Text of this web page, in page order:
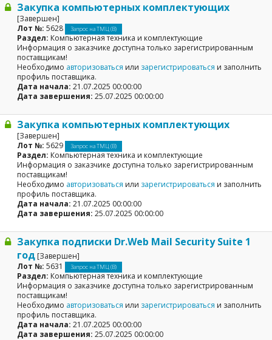
Закупка компьютерных комплектующих
[Завершен]
Лот №: 5628 Запрос на ТМЦ (В)
Раздел: Компьютерная техника и комплектующие
Информация о заказчике доступна только зарегистрированным
поставщикам!
Необходимо авторизоваться или зарегистрироваться и заполнить
профиль поставщика.
Дата начала: 21.07.2025 00:00:00
Дата завершения: 25.07.2025 00:00:00
Закупка компьютерных комплектующих
[Завершен]
Лот №: 5629 Запрос на ТМЦ (В)
Раздел: Компьютерная техника и комплектующие
Информация о заказчике доступна только зарегистрированным
поставщикам!
Необходимо авторизоваться или зарегистрироваться и заполнить
профиль поставщика.
Дата начала: 21.07.2025 00:00:00
Дата завершения: 25.07.2025 00:00:00
Закупка подписки Dr.Web Mail Security Suite 1
год [Завершен]
Лот №: 5631 Запрос на ТМЦ (В)
Раздел: Компьютерная техника и комплектующие
Информация о заказчике доступна только зарегистрированным
поставщикам!
Необходимо авторизоваться или зарегистрироваться и заполнить
профиль поставщика.
Дата начала: 21.07.2025 00:00:00
Дата завершения: 25.07.2025 00:00:00